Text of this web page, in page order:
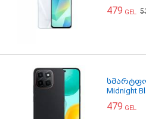
479 GEL
Midnight
479 GEL